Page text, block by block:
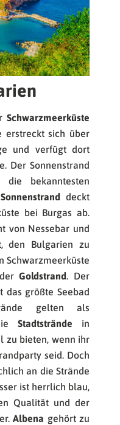
Schwarzmeerküste
erstreckt sich über
und verfügt dort
Der Sonnenstrand
bekanntesten
Sonnenstrand
deckt
bei Burgas ab.
von Nessebar und
den Bulgarien zu
Schwarzmeerküste
derGoldstrand. Der
das größte Seebad
gelten als
Stadtstrände in
zu bieten, wenn ihr
seid. Doch
an die Strände
ist herrlich blau,
Qualität und der
Albena gehört zu